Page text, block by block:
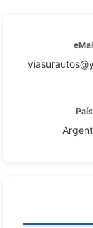
País